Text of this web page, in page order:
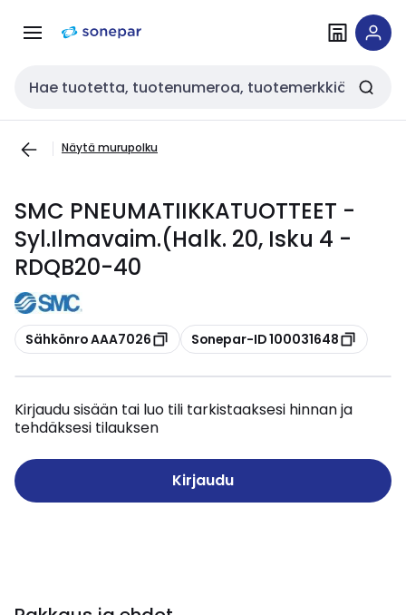
navigointiinsisältöön
Haku
Näytä murupolku
SMC PNEUMATIIKKATUOTTEET -
Syl.Ilmavaim.(Halk. 20, Isku 4 -
RDQB20-40
Kopioi
Sähkönro AAA7026 Kopioi
Sonepar-ID 100031648
Kirjaudu sisään tai luo tili tarkistaaksesi hinnan ja
tehdäksesi tilauksen
Kirjaudu